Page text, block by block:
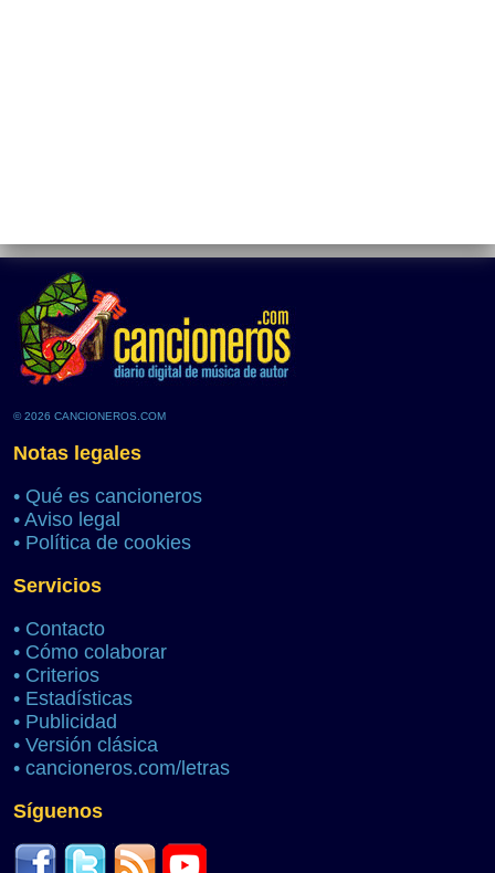
© 2026 CANCIONEROS.COM
Notas legales
• Qué es cancioneros
• Aviso legal
• Política de cookies
Servicios
• Contacto
• Cómo colaborar
• Criterios
• Estadísticas
• Publicidad
• Versión clásica
• cancioneros.com/letras
Síguenos